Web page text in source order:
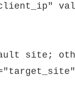
site;